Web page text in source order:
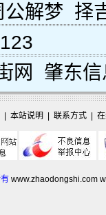
公解梦 择
网 肇东
本站说明 联系方式|
www.zhaodongshi.com